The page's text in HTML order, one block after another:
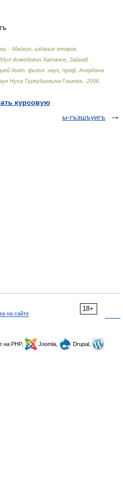
- Майкоп, издание второе,
Ахмедович Хатанов, Зайнаб
докт. филол. наук, проф. Ачердана
Нуха Туркубиевича Гишева.
2006
курсовую
ы-гъэшъуигъ
18+
на сайте
на PHP, Joomla,
Drupal,